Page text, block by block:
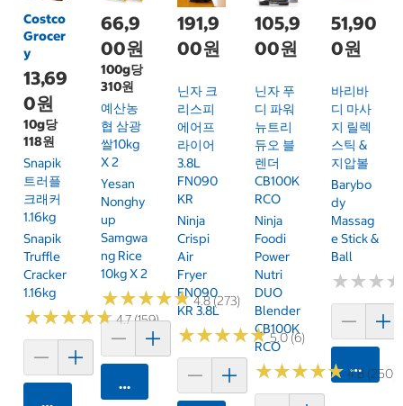
Costco
Grocer
y
13,69
0원
10g당
118원
Snapik
트러플
크래커
1.16kg
Snapik
Truffle
Cracker
1.16kg
★★★★★
★★★★★4.7 (159)
카트에 담기
66,9
00원
100g당
310원
예산농
협 삼광
쌀10kg
X 2
Yesan
Nonghy
Up
Samgwa
Ng Rice
10kg X 2
★★★★★
★★★★★4.8 (273)
카트에 담기
191,9
00원
닌자 크
리스피
에어프
라이어
3.8L
FN090
KR
Ninja
Crispi
Air
Fryer
FN090
KR 3.8L
★★★★★
★★★★★5.0 (6)
105,9
00원
닌자 푸
디 파워
뉴트리
듀오 블
렌더
CB100K
RCO
Ninja
Foodi
Power
Nutri
DUO
Blender
CB100K
RCO
★★★★★
★★★★★ 4.8 (250)
51,90
0원
바리바
디 마사
지 릴렉
스틱 &
지압볼
Barybo
Dy
Massag
E Stick &
Ball
★★★
★★★
카트에